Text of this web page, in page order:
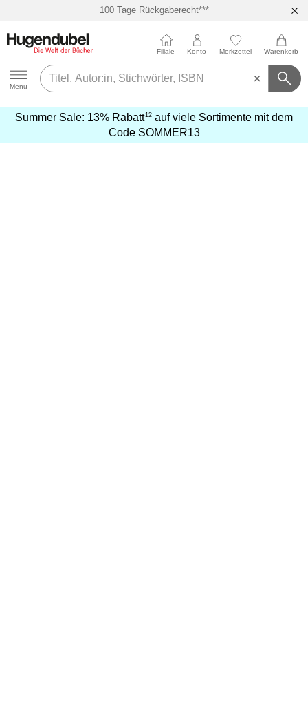
100 Tage Rückgaberecht***
Hugendubel
Menu
Filiale Konto Merkzettel Warenkorb
Summer Sale: 13% Rabatt12 auf viele Sortimente mit dem
Code SOMMER13
erfahren